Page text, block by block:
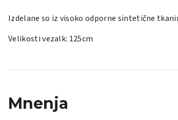
Izdelane so iz visoko odporne sintetične
Velikosti vezalk: 125cm
Mnenja